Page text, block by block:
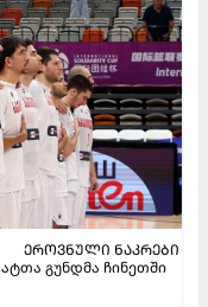
ᲔᲠᲝᲕᲜᲣᲚᲘ ᲜᲐᲙᲠᲔᲑᲘ
გუნდმა ჩინეთში